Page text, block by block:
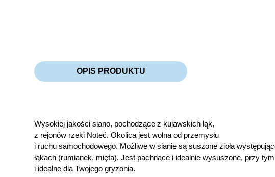
OPIS PRODUKTU
Wysokiej jakości siano, pochodzące z kujawskich łąk,
z rejonów rzeki Noteć. Okolica jest wolna od przemysłu
i ruchu samochodowego. Możliwe w sianie są suszone zioła
łąkach (rumianek, mięta). Jest pachnące i idealnie wysuszone, przy
i idealne dla Twojego gryzonia.